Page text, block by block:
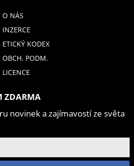
O NÁS
INZERCE
ETICKÝ KODEX
OBCH. PODM.
LICENCE
ZDARMA
novinek a zajímavostí ze světa